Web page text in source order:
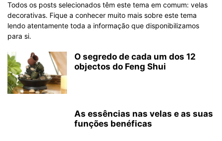
Todos os posts selecionados têm este tema em comum: velas
decorativas. Fique a conhecer muito mais sobre este tema
lendo atentamente toda a informação que disponibilizamos
para si.
O segredo de cada um dos 12
objectos do Feng Shui
As essências nas velas e as suas
funções benéficas